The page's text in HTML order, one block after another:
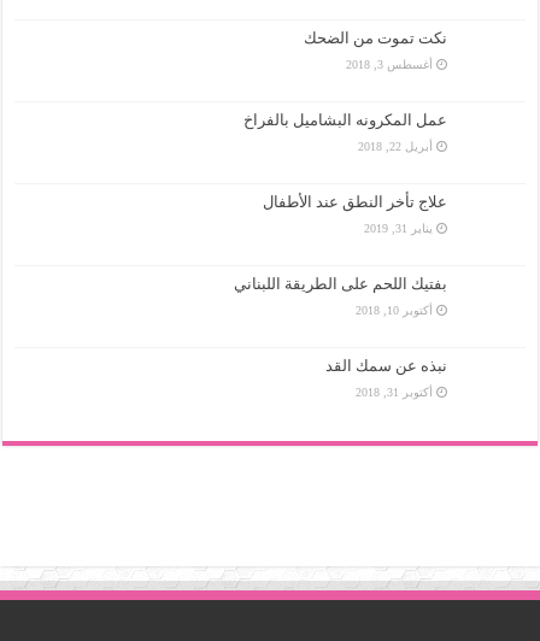
نكت تموت من الضحك
أغسطس 3, 2018
عمل المكرونه البشاميل بالفراخ
أبريل 22, 2018
علاج تأخر النطق عند الأطفال
يناير 31, 2019
بفتيك اللحم على الطريقة اللبناني
أكتوبر 10, 2018
نبذه عن سمك القد
أكتوبر 31, 2018